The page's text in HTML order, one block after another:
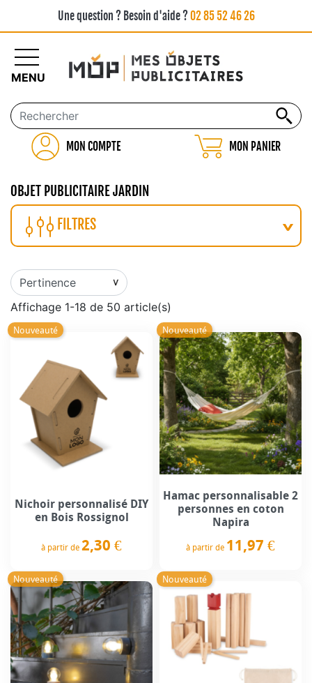
Une question ? Besoin d'aide ?02 85 52 46 26
MON COMPTE MON PANIER
MENU
OBJET PUBLICITAIRE JARDIN
FILTRES
Affichage 1-18 de 50 article(s)
Nouveauté
Nichoir personnalisé DIY
en Bois Rossignol
à partir de 2,30 €
Nouveauté
Hamac personnalisable 2
personnes en coton
Napira
à partir de 11,97 €
Nouveauté Nouveauté